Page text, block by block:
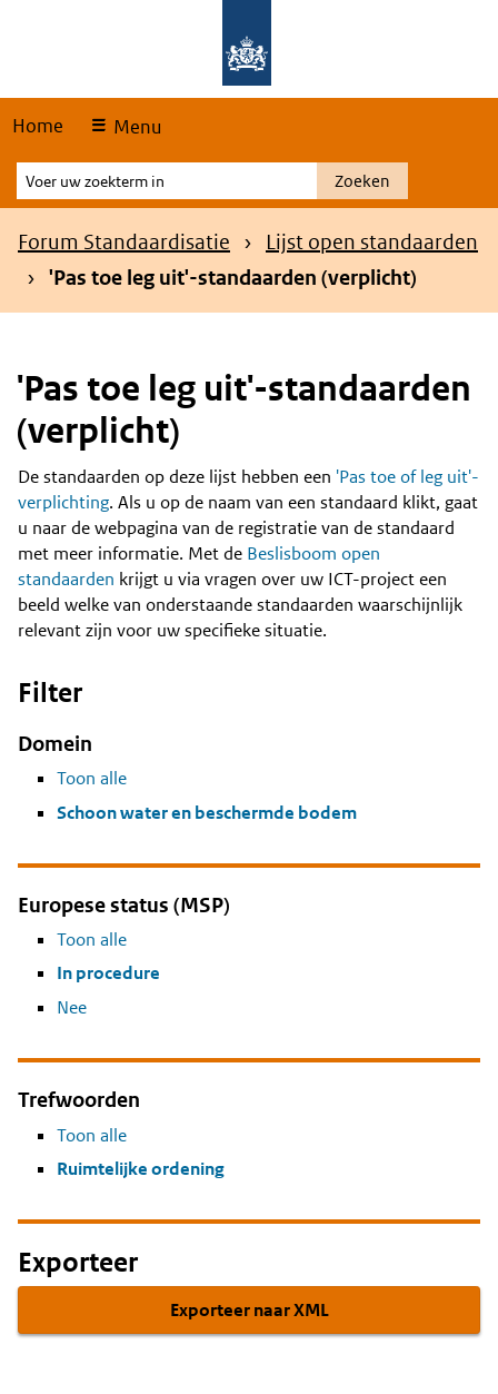
Home Menu
Voer
uw
zoekterm
Zoeken
Kruimelpad
Forum Standaardisatie
Lijst open standaarden
'Pas toe leg uit'-standaarden (verplicht)
'Pas toe leg uit'-standaarden
(verplicht)
Content
De standaarden op deze lijst hebben een 'Pas toe of leg uit'-
verplichting. Als u op de naam van een standaard klikt, gaat
u naar de webpagina van de registratie van de standaard
met meer informatie. Met de Beslisboom open
standaarden krijgt u via vragen over uw ICT-project een
beeld welke van onderstaande standaarden waarschijnlijk
relevant zijn voor uw specifieke situatie.
Filter
Domein
Toon alle
Schoon water en beschermde bodem
Europese status (MSP)
Toon alle
In procedure
Nee
Trefwoorden
Toon alle
Ruimtelijke ordening
Exporteer
Exporteer naar XML